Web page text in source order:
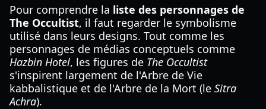
Pour comprendre la liste des personnages de
The Occultist, il faut regarder le symbolisme
utilisé dans leurs designs. Tout comme les
personnages de médias conceptuels comme
Hazbin Hotel, les figures de The Occultist
s'inspirent largement de l'Arbre de Vie
kabbalistique et de l'Arbre de la Mort (le Sitra
Achra).